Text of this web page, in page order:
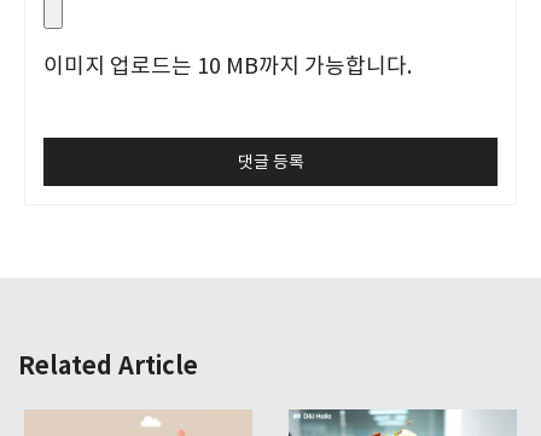
이미지 업로드는 10 MB까지 가능합니다.
Related Article